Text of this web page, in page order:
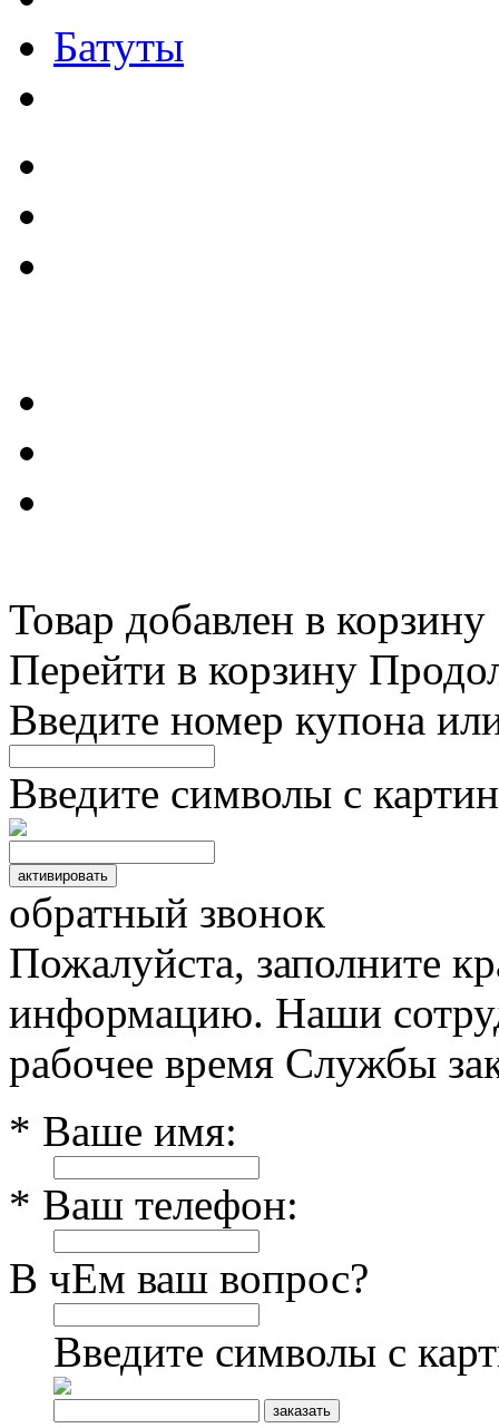
Батуты
Товар добавлен в корзину
Перейти в корзину
Введите номер купона
Введите символы с
обратный звонок
Пожалуйста, заполните
информацию. Наши
рабочее время Службы
* Ваше имя:
* Ваш телефон:
В чЕм ваш вопрос?
Введите символы с